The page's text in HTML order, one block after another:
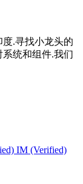
.寻找小龙头的
统和组件.我们
IM (Verified)